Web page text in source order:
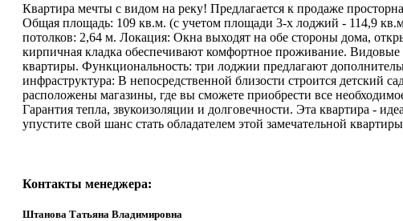
Квартира мечты с видом на реку! Предлагается к продаже
Общая площадь: 109 кв.м. (с учетом площади 3-х лоджий - 114,9
потолков: 2,64 м. Локация: Окна выходят на обе стороны дома,
кирпичная кладка обеспечивают комфортное проживание.
квартиры. Функциональность: три лоджии предлагают
инфраструктура: В непосредственной близости строится детский
расположены магазины, где вы сможете приобрести все
Гарантия тепла, звукоизоляции и долговечности. Эта квартира -
упустите свой шанс стать обладателем этой замечательной
Контакты менеджера:
Штанова Татьяна Владимировна